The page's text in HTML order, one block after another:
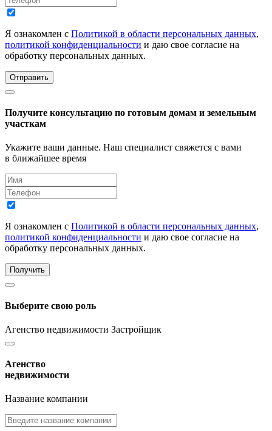
Я ознакомлен с Политикой в области персональных данных,
политикой конфиденциальности и даю свое согласие на
обработку персональных данных.
Отправить
Получите консультацию по готовым домам и земельным
участкам
Укажите ваши данные. Наш специалист свяжется с вами
в ближайшее время
Я ознакомлен с Политикой в области персональных данных,
политикой конфиденциальности и даю свое согласие на
обработку персональных данных.
Получить
Выберите свою роль
Агенство недвижимости Застройщик
Агенство
недвижимости
Название компании